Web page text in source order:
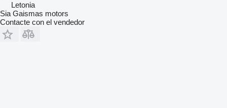
Letonia
Sia Gaismas motors
Contacte con el vendedor